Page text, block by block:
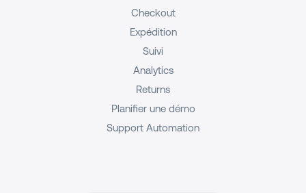
Checkout
Expédition
Suivi
Analytics
Returns
Planifier une démo
Support Automation